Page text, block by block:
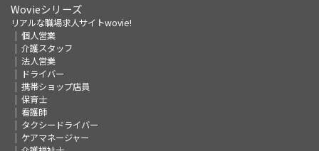
Wovieシリーズ
リアルな職場求人サイトwovie!
個人営業
介護スタッフ
法人営業
ドライバー
携帯ショップ店員
保育士
看護師
タクシードライバー
ケアマネージャー